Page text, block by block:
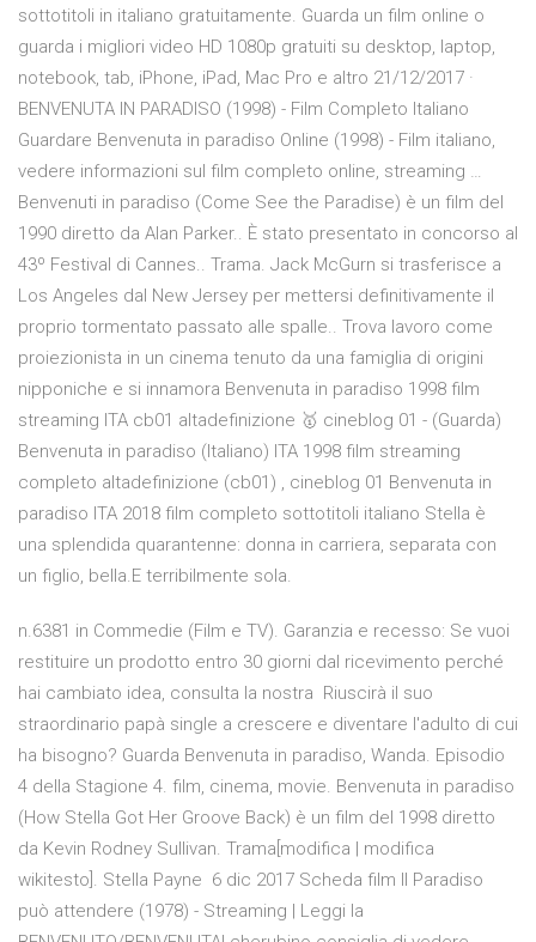
sottotitoli in italiano gratuitamente. Guarda un film online o
guarda i migliori video HD 1080p gratuiti su desktop, laptop,
notebook, tab, iPhone, iPad, Mac Pro e altro 21/12/2017 ·
BENVENUTA IN PARADISO (1998) - Film Completo Italiano
Guardare Benvenuta in paradiso Online (1998) - Film italiano,
vedere informazioni sul film completo online, streaming …
Benvenuti in paradiso (Come See the Paradise) è un film del
1990 diretto da Alan Parker.. È stato presentato in concorso al
43º Festival di Cannes.. Trama. Jack McGurn si trasferisce a
Los Angeles dal New Jersey per mettersi definitivamente il
proprio tormentato passato alle spalle.. Trova lavoro come
proiezionista in un cinema tenuto da una famiglia di origini
nipponiche e si innamora Benvenuta in paradiso 1998 film
streaming ITA cb01 altadefinizione 🥇 cineblog 01 - (Guarda)
Benvenuta in paradiso (Italiano) ITA 1998 film streaming
completo altadefinizione (cb01) , cineblog 01 Benvenuta in
paradiso ITA 2018 film completo sottotitoli italiano Stella è
una splendida quarantenne: donna in carriera, separata con
un figlio, bella.E terribilmente sola.
n.6381 in Commedie (Film e TV). Garanzia e recesso: Se vuoi
restituire un prodotto entro 30 giorni dal ricevimento perché
hai cambiato idea, consulta la nostra Riuscirà il suo
straordinario papà single a crescere e diventare l'adulto di cui
ha bisogno? Guarda Benvenuta in paradiso, Wanda. Episodio
4 della Stagione 4. film, cinema, movie. Benvenuta in paradiso
(How Stella Got Her Groove Back) è un film del 1998 diretto
da Kevin Rodney Sullivan. Trama[modifica | modifica
wikitesto]. Stella Payne 6 dic 2017 Scheda film Il Paradiso
può attendere (1978) - Streaming | Leggi la